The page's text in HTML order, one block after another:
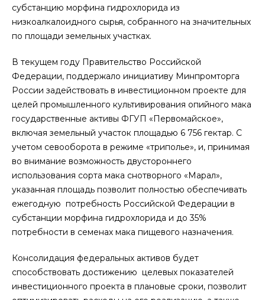
субстанцию морфина гидрохлорида из
низкоалкалоидного сырья, собранного на значительных
по площади земельных участках.
В текущем году Правительство Российской
Федерации, поддержало инициативу Минпромторга
России задействовать в инвестиционном проекте для
целей промышленного культивирования опийного мака
государственные активы ФГУП «Первомайское»,
включая земельный участок площадью 6 756 гектар. С
учетом севооборота в режиме «триполье», и, принимая
во внимание возможность двустороннего
использования сорта мака снотворного «Марал»,
указанная площадь позволит полностью обеспечивать
ежегодную потребность Российской Федерации в
субстанции морфина гидрохлорида и до 35%
потребности в семенах мака пищевого назначения.
Консолидация федеральных активов будет
способствовать достижению целевых показателей
инвестиционного проекта в плановые сроки, позволит